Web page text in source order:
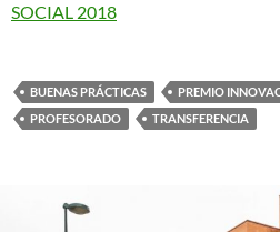
SOCIAL 2018
BUENAS PRÁCTICAS
PREMIO
PROFESORADO
TRANSFERENCIA